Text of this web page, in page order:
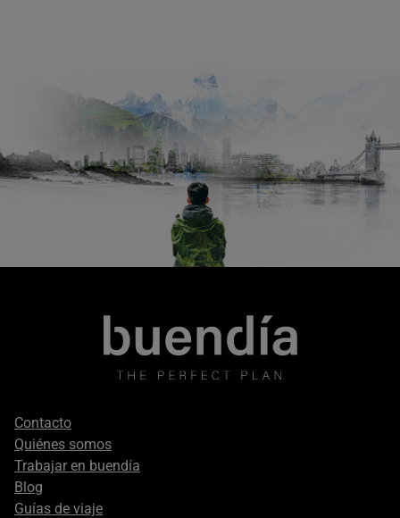
Footer
secondary
Contacto
Quiénes somos
Trabajar en buendía
Blog
Guías de viaje